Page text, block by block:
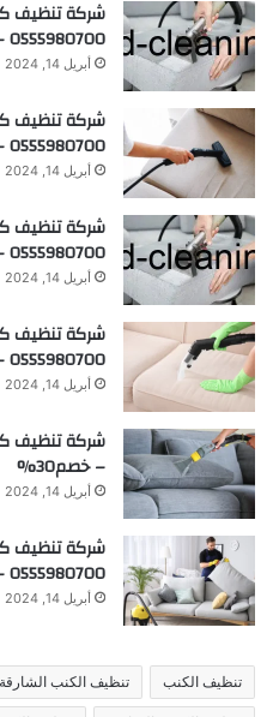
شركة تنظيف
0555980700 – خصم30%
أبريل 14, 2024
شركة تنظيف
0555980700 – خصم30%
أبريل 14, 2024
شركة تنظيف
0555980700 – خصم30%
أبريل 14, 2024
شركة تنظيف
0555980700 – خصم30%
أبريل 14, 2024
– خصم30%
أبريل 14, 2024
شركة تنظيف
0555980700 – خصم30%
أبريل 14, 2024
تنظيف الكنب تنظيف الكنب الشارقة0555980700